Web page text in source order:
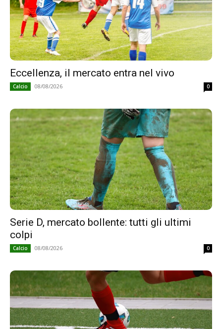
Eccellenza, il mercato entra nel vivo
Calcio 08/08/2026 0
Serie D, mercato bollente: tutti gli ultimi
colpi
Calcio 08/08/2026 0